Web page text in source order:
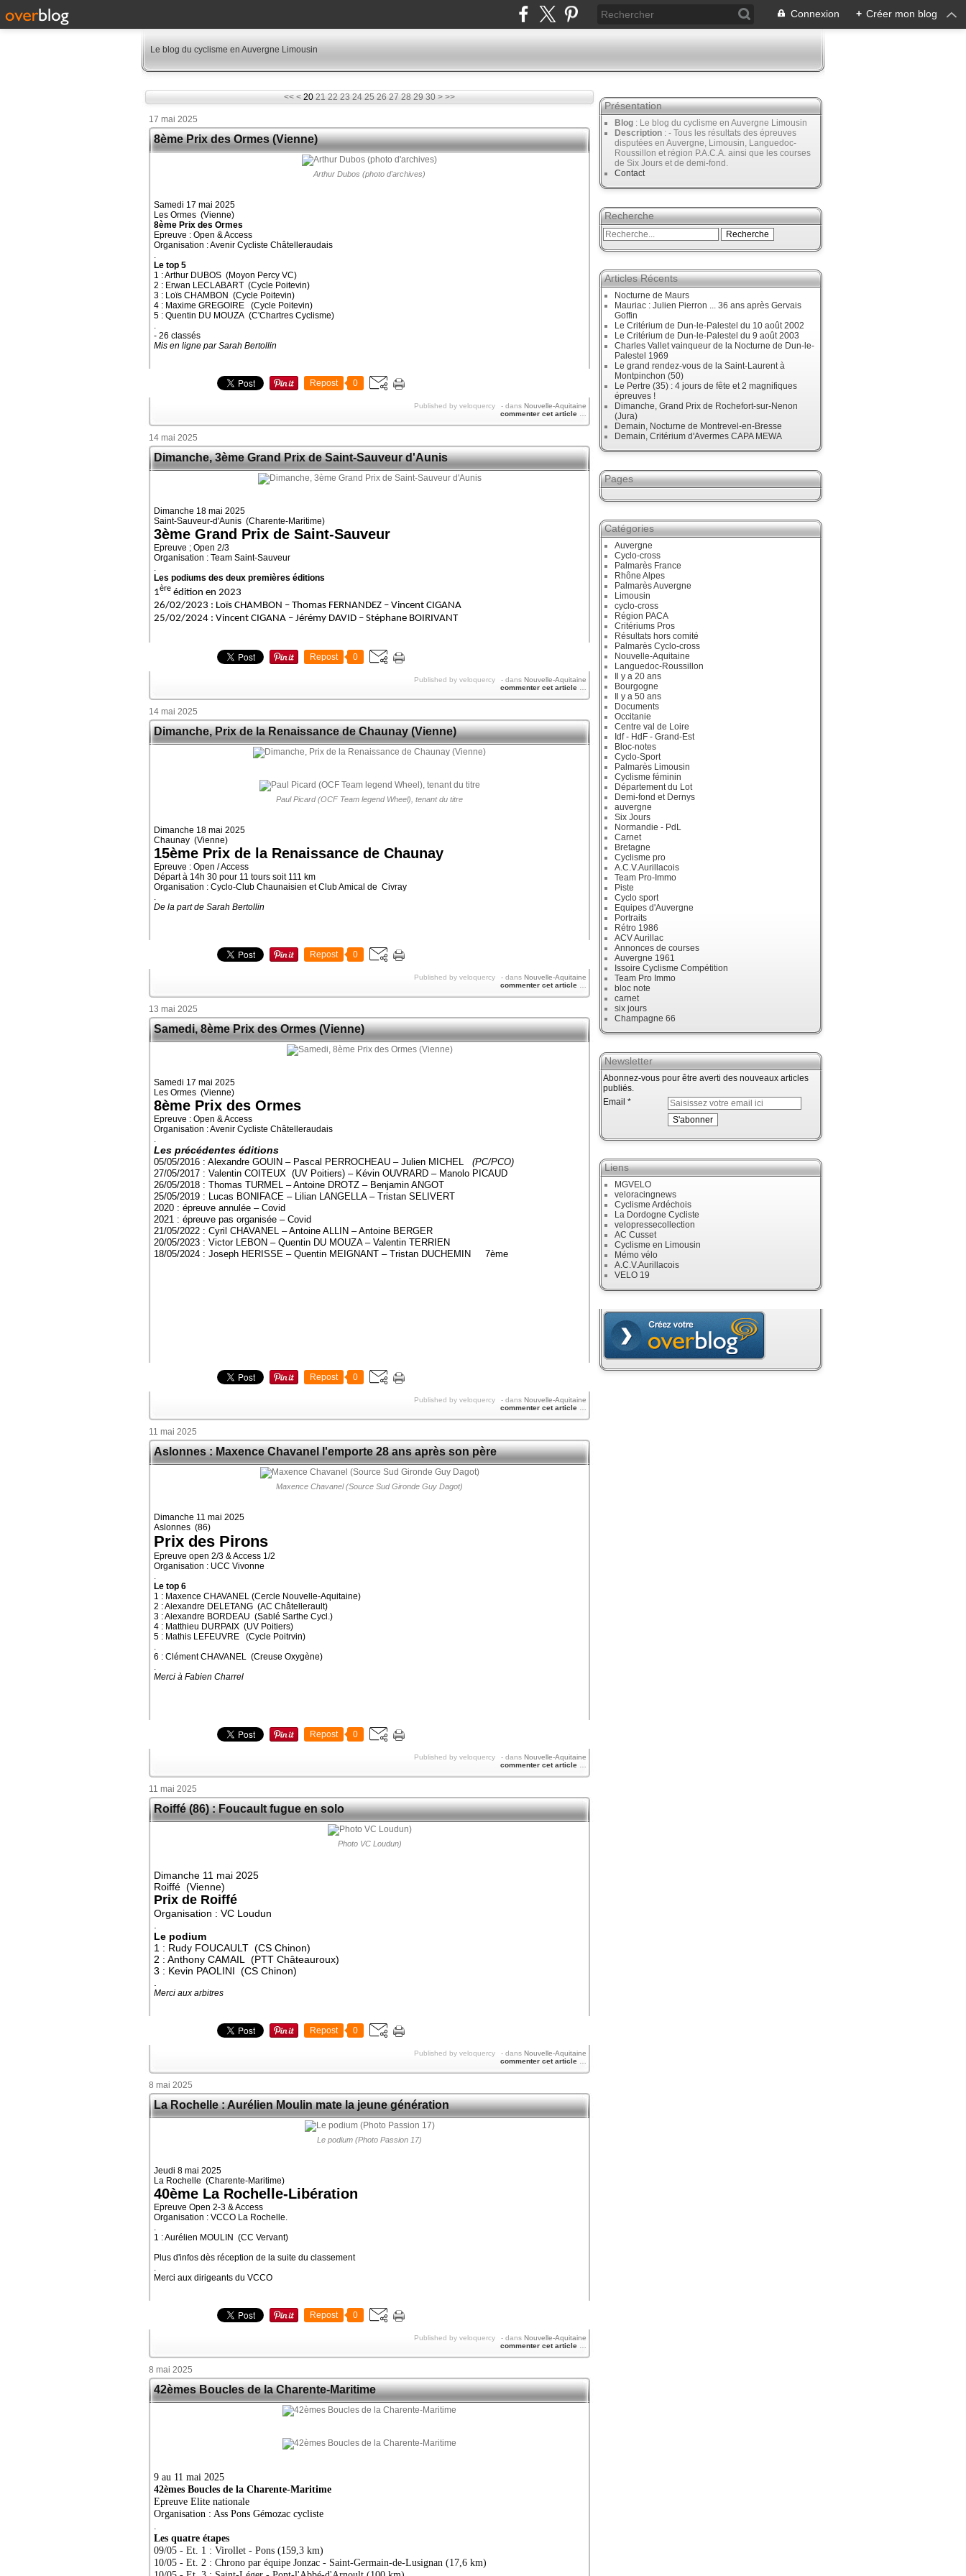
Connexion + Créer mon blog
Le blog du cyclisme en Auvergne Limousin
<< < 10
20 21 22 23 24 25 26 27 28 29 30 40
50
60
70
80
> >>
17 mai 2025
8ème Prix des Ormes (Vienne)
Arthur Dubos (photo d'archives)
Samedi 17 mai 2025
Les Ormes (Vienne)
8ème Prix des Ormes
Epreuve : Open & Access
Organisation : Avenir Cycliste Châtelleraudais
.
Le top 5
1 : Arthur DUBOS (Moyon Percy VC)
2 : Erwan LECLABART (Cycle Poitevin)
3 : Loïs CHAMBON (Cycle Poitevin)
4 : Maxime GREGOIRE (Cycle Poitevin)
5 : Quentin DU MOUZA (C'Chartres Cyclisme)
.
- 26 classés
Mis en ligne par Sarah Bertollin
Repost 0
Published by veloquercy - dans Nouvelle-Aquitaine
commenter cet article
14 mai 2025
Dimanche, 3ème Grand Prix de Saint-Sauveur d'Aunis
Dimanche 18 mai 2025
Saint-Sauveur-d'Aunis (Charente-Maritime)
3ème Grand Prix de Saint-Sauveur
Epreuve ; Open 2/3
Organisation : Team Saint-Sauveur
.
Les podiums des deux premières éditions
1ère édition en 2023
26/02/2023 : Loïs CHAMBON – Thomas FERNANDEZ – Vincent CIGANA
25/02/2024 : Vincent CIGANA – Jérémy DAVID – Stéphane BOIRIVANT
Repost 0
Published by veloquercy - dans Nouvelle-Aquitaine
commenter cet article
14 mai 2025
Dimanche, Prix de la Renaissance de Chaunay (Vienne)
Paul Picard (OCF Team legend Wheel), tenant du titre
Dimanche 18 mai 2025
Chaunay (Vienne)
15ème Prix de la Renaissance de Chaunay
Epreuve : Open / Access
Départ à 14h 30 pour 11 tours soit 111 km
Organisation : Cyclo-Club Chaunaisien et Club Amical de Civray
.
De la part de Sarah Bertollin
Repost 0
Published by veloquercy - dans Nouvelle-Aquitaine
commenter cet article
13 mai 2025
Samedi, 8ème Prix des Ormes (Vienne)
Samedi 17 mai 2025
Les Ormes (Vienne)
8ème Prix des Ormes
Epreuve : Open & Access
Organisation : Avenir Cycliste Châtelleraudais
.
Les précédentes éditions
05/05/2016 : Alexandre GOUIN – Pascal PERROCHEAU – Julien MICHEL (PC/PCO)
27/05/2017 : Valentin COITEUX (UV Poitiers) – Kévin OUVRARD – Manolo PICAUD
26/05/2018 : Thomas TURMEL – Antoine DROTZ – Benjamin ANGOT
25/05/2019 : Lucas BONIFACE – Lilian LANGELLA – Tristan SELIVERT
2020 : épreuve annulée – Covid
2021 : épreuve pas organisée – Covid
21/05/2022 : Cyril CHAVANEL – Antoine ALLIN – Antoine BERGER
20/05/2023 : Victor LEBON – Quentin DU MOUZA – Valentin TERRIEN
18/05/2024 : Joseph HERISSE – Quentin MEIGNANT – Tristan DUCHEMIN 7ème
Repost 0
Published by veloquercy - dans Nouvelle-Aquitaine
commenter cet article
11 mai 2025
Aslonnes : Maxence Chavanel l'emporte 28 ans après son père
Maxence Chavanel (Source Sud Gironde Guy Dagot)
Dimanche 11 mai 2025
Aslonnes (86)
Prix des Pirons
Epreuve open 2/3 & Access 1/2
Organisation : UCC Vivonne
.
Le top 6
1 : Maxence CHAVANEL (Cercle Nouvelle-Aquitaine)
2 : Alexandre DELETANG (AC Châtellerault)
3 : Alexandre BORDEAU (Sablé Sarthe Cycl.)
4 : Matthieu DURPAIX (UV Poitiers)
5 : Mathis LEFEUVRE (Cycle Poitrvin)
.
6 : Clément CHAVANEL (Creuse Oxygène)
.
Merci à Fabien Charrel
Repost 0
Published by veloquercy - dans Nouvelle-Aquitaine
commenter cet article
11 mai 2025
Roiffé (86) : Foucault fugue en solo
Photo VC Loudun)
Dimanche 11 mai 2025
Roiffé (Vienne)
Prix de Roiffé
Organisation : VC Loudun
Le podium
1 : Rudy FOUCAULT (CS Chinon)
2 : Anthony CAMAIL (PTT Châteauroux)
3 : Kevin PAOLINI (CS Chinon)
Merci aux arbitres
Repost 0
Published by veloquercy - dans Nouvelle-Aquitaine
commenter cet article
8 mai 2025
La Rochelle : Aurélien Moulin mate la jeune génération
Le podium (Photo Passion 17)
Jeudi 8 mai 2025
La Rochelle (Charente-Maritime)
40ème La Rochelle-Libération
Epreuve Open 2-3 & Access
Organisation : VCCO La Rochelle.
.
1 : Aurélien MOULIN (CC Vervant)
Plus d'infos dès réception de la suite du classement
.
Merci aux dirigeants du VCCO
Repost 0
Published by veloquercy - dans Nouvelle-Aquitaine
commenter cet article
8 mai 2025
42èmes Boucles de la Charente-Maritime
9 au 11 mai 2025
42èmes Boucles de la Charente-Maritime
Epreuve Elite nationale
Organisation : Ass Pons Gémozac cycliste
Les quatre étapes
09/05 - Et. 1 : Virollet - Pons (159,3 km)
10/05 - Et. 2 : Chrono par équipe Jonzac - Saint-Germain-de-Lusignan (17,6 km)
Présentation
Blog : Le blog du cyclisme en Auvergne Limousin
Description : - Tous les résultats des épreuves
disputées en Auvergne, Limousin, Languedoc-
Roussillon et région P.A.C.A. ainsi que les courses
de Six Jours et de demi-fond.
Contact
Recherche
Articles Récents
Nocturne de Maurs
Mauriac : Julien Pierron ... 36 ans après Gervais
Goffin
Le Critérium de Dun-le-Palestel du 10 août 2002
Le Critérium de Dun-le-Palestel du 9 août 2003
Charles Vallet vainqueur de la Nocturne de Dun-le-
Palestel 1969
Le grand rendez-vous de la Saint-Laurent à
Montpinchon (50)
Le Pertre (35) : 4 jours de fête et 2 magnifiques
épreuves !
Dimanche, Grand Prix de Rochefort-sur-Nenon
(Jura)
Demain, Nocturne de Montrevel-en-Bresse
Demain, Critérium d'Avermes CAPA MEWA
Pages
Catégories
Auvergne
Cyclo-cross
Palmarès France
Rhône Alpes
Palmarès Auvergne
Limousin
cyclo-cross
Région PACA
Critériums Pros
Résultats hors comité
Palmarès Cyclo-cross
Nouvelle-Aquitaine
Languedoc-Roussillon
Il y a 20 ans
Bourgogne
Il y a 50 ans
Documents
Occitanie
Centre val de Loire
Idf - HdF - Grand-Est
Bloc-notes
Cyclo-Sport
Palmarès Limousin
Cyclisme féminin
Département du Lot
Demi-fond et Dernys
auvergne
Six Jours
Normandie - PdL
Carnet
Bretagne
Cyclisme pro
A.C.V.Aurillacois
Team Pro-Immo
Piste
Cyclo sport
Equipes d'Auvergne
Portraits
Rétro 1986
ACV Aurillac
Annonces de courses
Auvergne 1961
Issoire Cyclisme Compétition
Team Pro Immo
bloc note
carnet
six jours
Champagne 66
Newsletter
Abonnez-vous pour être averti des nouveaux articles
publiés.
Email
Liens
MGVELO
veloracingnews
Cyclisme Ardéchois
La Dordogne Cycliste
velopressecollection
AC Cusset
Cyclisme en Limousin
Mémo vélo
A.C.V.Aurillacois
VELO 19